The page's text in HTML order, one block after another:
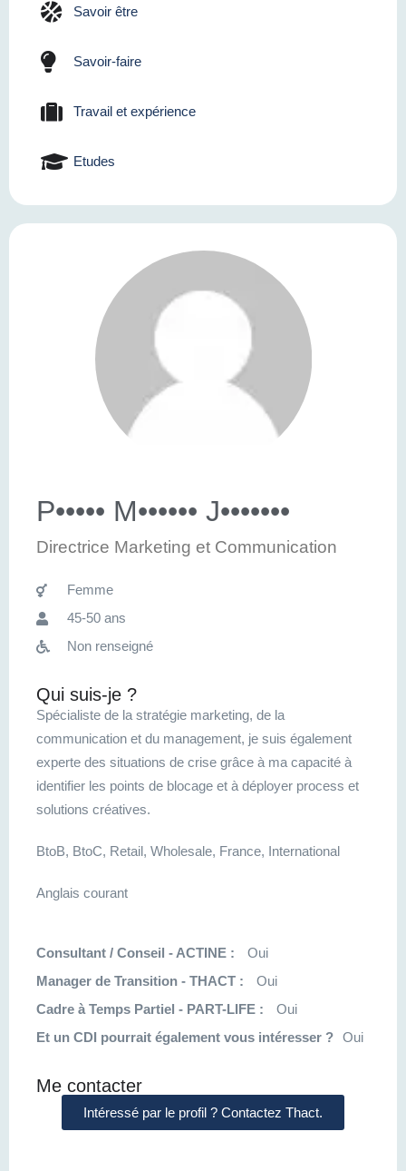
Savoir être
Savoir-faire
Travail et expérience
Etudes
P••••• M•••••• J•••••••
Directrice Marketing et Communication
Femme
45-50 ans
Non renseigné
Qui suis-je ?
Spécialiste de la stratégie marketing, de la
communication et du management, je suis également
experte des situations de crise grâce à ma capacité à
identifier les points de blocage et à déployer process et
solutions créatives.
BtoB, BtoC, Retail, Wholesale, France, International
Anglais courant
Consultant / Conseil - ACTINE :
Oui
Manager de Transition - THACT :
Oui
Cadre à Temps Partiel - PART-LIFE :
Oui
Et un CDI pourrait également vous intéresser ? Oui
Me contacter
Intéressé par le profil ? Contactez Thact.